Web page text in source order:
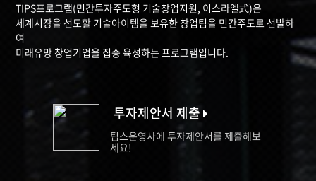
TIPS프로그램(민간투자주도형 기술창업지원, 이스라엘式)은
세계시장을 선도할 기술아이템을 보유한 창업팀을 민간주도로 선발하
여
미래유망 창업기업을 집중 육성하는 프로그램입니다.
투자제안서 제출
팁스운영사에 투자제안서를 제출해보
세요!